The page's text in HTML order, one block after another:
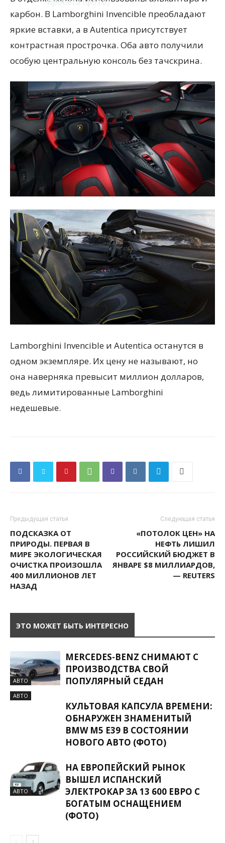
карбон. В Lamborghini Invencible преобладают
яркие вставки, а в Autentica присутствует
контрастная прострочка. Оба авто получили
особую центральную консоль без тачскрина.
Lamborghini Invencible и Autentica останутся в
одном экземпляре. Их цену не называют, но
она наверняка превысит миллион долларов,
ведь лимитированные Lamborghini
недешевые.
Предыдущая статья
ПОДСКАЗКА ОТ
ПРИРОДЫ. ПЕРВАЯ В
МИРЕ ЭКОЛОГИЧЕСКАЯ
ОЧИСТКА ПРОИЗОШЛА
400 МИЛЛИОНОВ ЛЕТ
НАЗАД
Следующая статья
«ПОТОЛОК ЦЕН» НА
НЕФТЬ ЛИШИЛ
РОССИЙСКИЙ БЮДЖЕТ В
ЯНВАРЕ $8 МИЛЛИАРДОВ,
— REUTERS
ЭТО МОЖЕТ БЫТЬ ИНТЕРЕСНО
АВТО
MERCEDES-BENZ СНИМАЮТ С
ПРОИЗВОДСТВА СВОЙ
ПОПУЛЯРНЫЙ СЕДАН
АВТО
КУЛЬТОВАЯ КАПСУЛА ВРЕМЕНИ:
ОБНАРУЖЕН ЗНАМЕНИТЫЙ
BMW M5 E39 В СОСТОЯНИИ
НОВОГО АВТО (ФОТО)
АВТО
НА ЕВРОПЕЙСКИЙ РЫНОК
ВЫШЕЛ ИСПАНСКИЙ
ЭЛЕКТРОКАР ЗА 13 600 ЕВРО С
БОГАТЫМ ОСНАЩЕНИЕМ
(ФОТО)